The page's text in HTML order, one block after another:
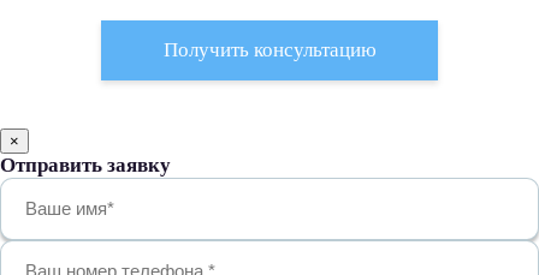
Получить консультацию
×
Отправить заявку